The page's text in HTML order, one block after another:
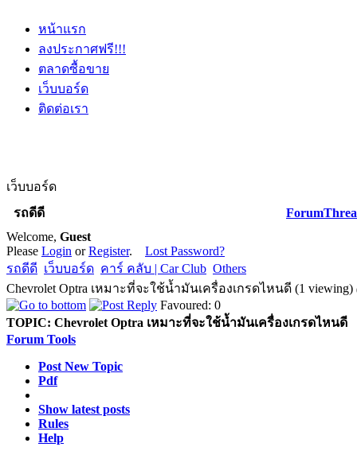
หน้าแรก
ลงประกาศฟรี!!!
ตลาดซื้อขาย
เว็บบอร์ด
ติดต่อเรา
เว็บบอร์ด
รถดีดี
Forum
Welcome, Guest
Please Login orRegister. Lost Password?
รถดีดี เว็บบอร์ด คาร์ คลับ | Car Club Others
Chevrolet Optra เหมาะที่จะใช้น้ำมันเครื่องเกรดไหนดี (1 viewing)
Favoured: 0
TOPIC: Chevrolet Optra เหมาะที่จะใช้น้ำมันเครื่องเกรดไหนดี
Forum Tools
Post New Topic
Pdf
Show latest posts
Rules
Help